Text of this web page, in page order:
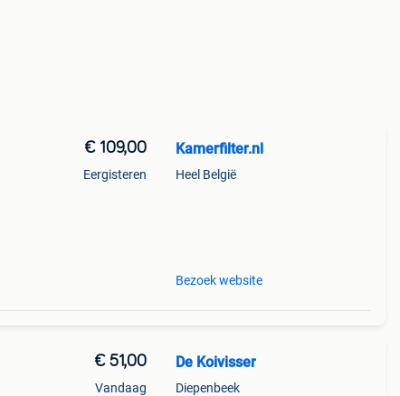
€ 109,00
Eergisteren
Kamerfilter.nl
Heel België
Bezoek website
€ 51,00
Vandaag
De Koivisser
Diepenbeek